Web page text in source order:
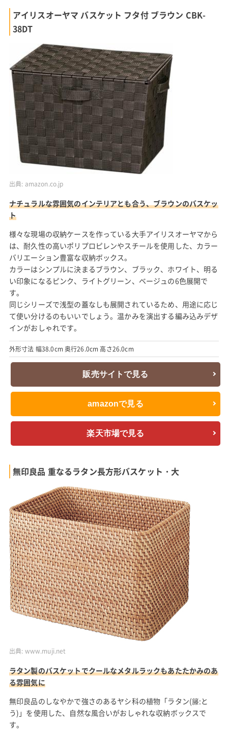
アイリスオーヤマ バスケット フタ付 ブラウン CBK-
38DT
出典: amazon.co.jp
ナチュラルな雰囲気のインテリアとも合う、ブラウンのバスケッ
ト
様々な現場の収納ケースを作っている大手アイリスオーヤマから
は、耐久性の高いポリプロピレンやスチールを使用した、カラー
バリエーション豊富な収納ボックス。
カラーはシンプルに決まるブラウン、ブラック、ホワイト、明る
い印象になるピンク、ライトグリーン、ベージュの6色展開で
す。
同じシリーズで浅型の蓋なしも展開されているため、用途に応じ
て使い分けるのもいいでしょう。温かみを演出する編み込みデザ
インがおしゃれです。
外形寸法 幅38.0cm 奥行26.0cm 高さ26.0cm
販売サイトで見る
amazonで見る
楽天市場で見る
無印良品 重なるラタン長方形バスケット・大
出典: www.muji.net
ラタン製のバスケットでクールなメタルラックもあたたかみのあ
る雰囲気に
無印良品のしなやかで強さのあるヤシ科の植物「ラタン(籐:と
う)」を使用した、自然な風合いがおしゃれな収納ボックスで
す。